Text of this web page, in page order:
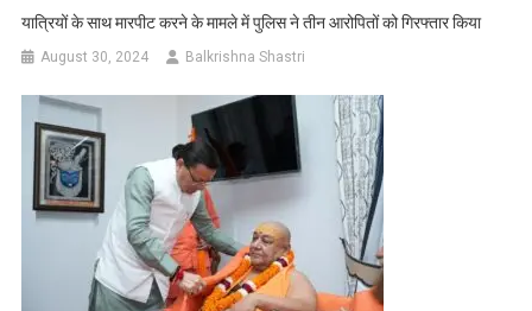
यात्रियों के साथ मारपीट करने के मामले में पुलिस ने तीन आरोपितों को गिरफ्तार किया
August 30, 2024 Balkrishna Shastri